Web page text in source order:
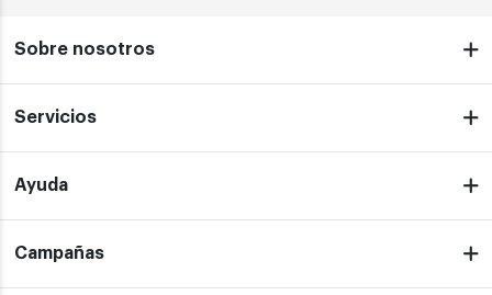
Sobre nosotros
Servicios
Ayuda
Campañas